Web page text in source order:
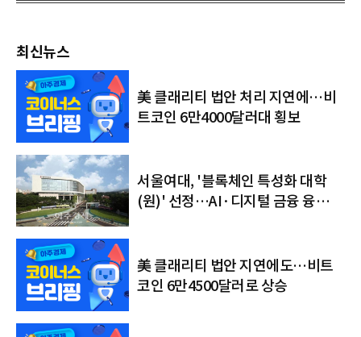
최신뉴스
美 클래리티 법안 처리 지연에…비
트코인 6만4000달러대 횡보
서울여대, '블록체인 특성화 대학
(원)' 선정…AI·디지털 금융 융합
美 클래리티 법안 지연에도…비트
코인 6만4500달러로 상승